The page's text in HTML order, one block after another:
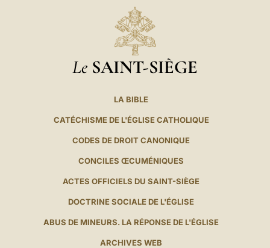
Le SAINT-SIÈGE
LA BIBLE
CATÉCHISME DE L'ÉGLISE CATHOLIQUE
CODES DE DROIT CANONIQUE
CONCILES ŒCUMÉNIQUES
ACTES OFFICIELS DU SAINT-SIÈGE
DOCTRINE SOCIALE DE L'ÉGLISE
ABUS DE MINEURS. LA RÉPONSE DE L'ÉGLISE
ARCHIVES WEB